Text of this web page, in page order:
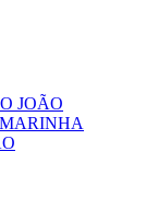
JOÃO